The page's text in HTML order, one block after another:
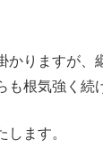
かりますが
根気強く続
ます。